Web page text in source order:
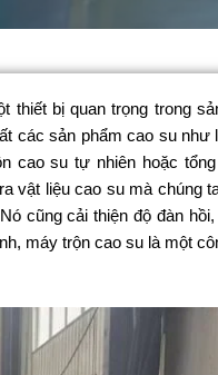
thiết bị quan trọng trong
các sản phẩm cao su như
cao su tự nhiên hoặc
vật liệu cao su mà chúng
cũng cải thiện độ đàn
máy trộn cao su là một